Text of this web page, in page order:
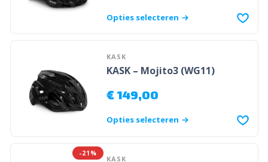
Opties selecteren
KASK
KASK – Mojito3 (WG11)
€149,00
Opties selecteren
-21%
KASK